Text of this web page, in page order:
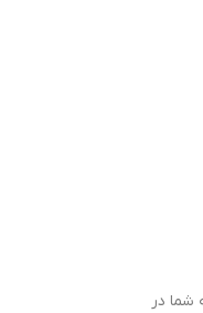
شما در